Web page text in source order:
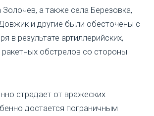
Золочев, а также села Березовка,
и другие были обесточены с
в результате артиллерийских,
обстрелов со стороны
страдает от вражеских
достается пограничным